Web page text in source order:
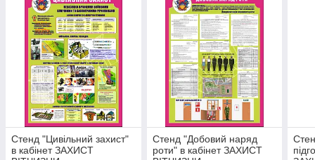
Стенд "Цивільний захист"
в кабінет ЗАХИСТ
Стенд "Добовий наряд
роти" в кабінет ЗАХИСТ